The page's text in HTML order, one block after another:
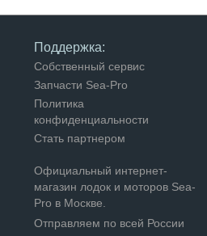
Поддержка:
Собственный сервис
Запчасти Sea-Pro
Политика
конфиденциальности
Стать партнером
Официальный интернет-
магазин лодок и моторов Sea-
Pro в Москве.
Отправляем по всей России